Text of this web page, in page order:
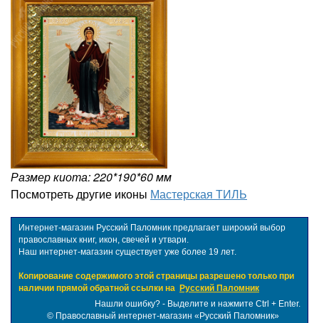
Размер киота: 220*190*60 мм
Посмотреть другие иконы Мастерская ТИЛЬ
Интернет-магазин Русский Паломник предлагает широкий выбор
православных книг, икон, свечей и утвари.
Наш интернет-магазин существует уже более 19 лет.
Копирование содержимого этой страницы разрешено только при
наличии прямой обратной ссылки на Русский Паломник
Нашли ошибку? - Выделите и нажмите Ctrl + Enter.
© Православный интернет-магазин «Русский Паломник»